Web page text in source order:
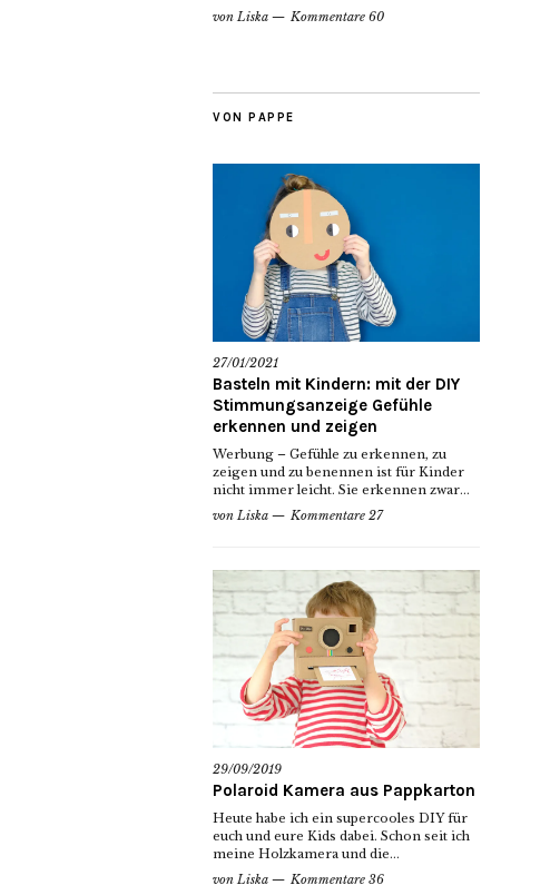
von Liska Kommentare 60
VON PAPPE
27/01/2021
Basteln mit Kindern: mit der DIY
Stimmungsanzeige Gefühle
erkennen und zeigen
Werbung – Gefühle zu erkennen, zu
zeigen und zu benennen ist für Kinder
nicht immer leicht. Sie erkennen zwar...
von Liska Kommentare 27
29/09/2019
Polaroid Kamera aus Pappkarton
Heute habe ich ein supercooles DIY für
euch und eure Kids dabei. Schon seit ich
meine Holzkamera und die...
von Liska Kommentare 36